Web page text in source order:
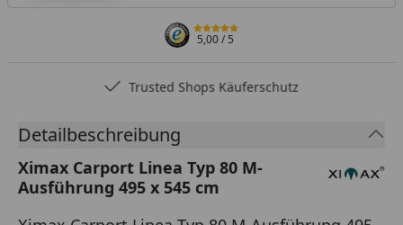
5,00/ 5
Trusted Shops Käuferschutz
Detailbeschreibung
Ximax Carport Linea Typ 80 M-
Ausführung 495 x 545 cm